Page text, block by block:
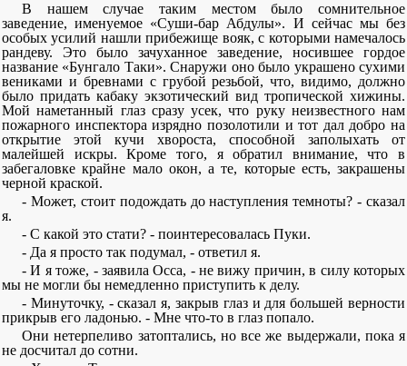
В нашем случае таким местом было сомнительное
заведение, именуемое «Суши-бар Абдулы». И сейчас мы без
особых усилий нашли прибежище вояк, с которыми намечалось
рандеву. Это было зачуханное заведение, носившее гордое
название «Бунгало Таки». Снаружи оно было украшено сухими
вениками и бревнами с грубой резьбой, что, видимо, должно
было придать кабаку экзотический вид тропической хижины.
Мой наметанный глаз сразу усек, что руку неизвестного нам
пожарного инспектора изрядно позолотили и тот дал добро на
открытие этой кучи хвороста, способной заполыхать от
малейшей искры. Кроме того, я обратил внимание, что в
забегаловке крайне мало окон, а те, которые есть, закрашены
черной краской.
- Может, стоит подождать до наступления темноты? - сказал
я.
- С какой это стати? - поинтересовалась Пуки.
- Да я просто так подумал, - ответил я.
- И я тоже, - заявила Осса, - не вижу причин, в силу которых
мы не могли бы немедленно приступить к делу.
- Минуточку, - сказал я, закрыв глаз и для большей верности
прикрыв его ладонью. - Мне что-то в глаз попало.
Они нетерпеливо затоптались, но все же выдержали, пока я
не досчитал до сотни.